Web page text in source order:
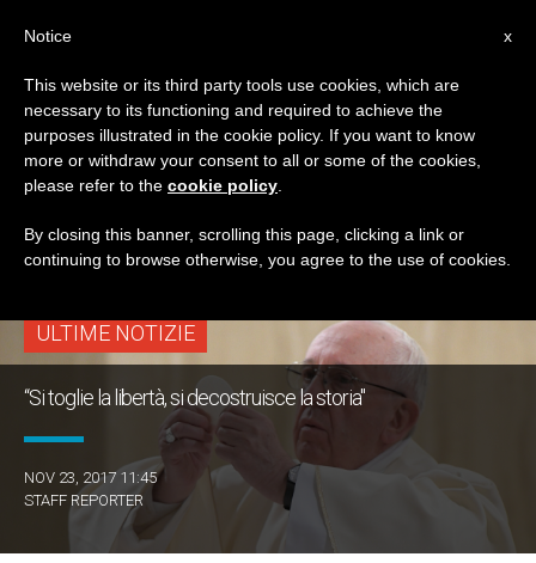
TAG
Posts Tagged
‘colonizzazioni’
ULTIME NOTIZIE
“Si toglie la libertà, si decostruisce la storia"
NOV 23, 2017 11:45
STAFF REPORTER
x
Notice
This website or its third party tools use cookies, which are
necessary to its functioning and required to achieve the
purposes illustrated in the cookie policy. If you want to know
more or withdraw your consent to all or some of the cookies,
please refer to the cookie policy
By closing this banner, scrolling this page, clicking a link or
continuing to browse otherwise, you agree to the use of cookies.